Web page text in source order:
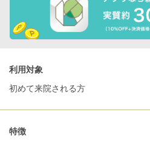
利用対象
初めて来院される方
特徴